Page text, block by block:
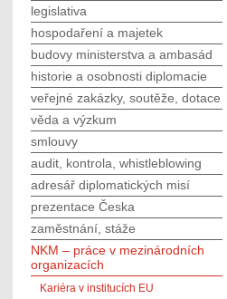
legislativa
hospodaření a majetek
budovy ministerstva a ambasád
historie a osobnosti diplomacie
veřejné zakázky, soutěže, dotace
věda a výzkum
smlouvy
audit, kontrola, whistleblowing
adresář diplomatických misí
prezentace Česka
zaměstnání, stáže
NKM – práce v mezinárodních
organizacích
Kariéra v institucích EU